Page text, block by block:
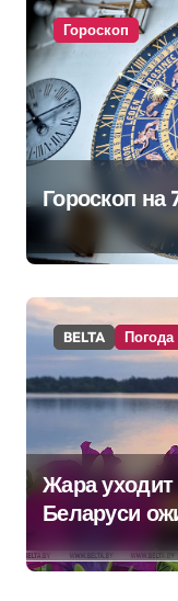
Гороскоп
Гороскоп на
BELTA Погода
Жара уходит
Беларуси
грозы